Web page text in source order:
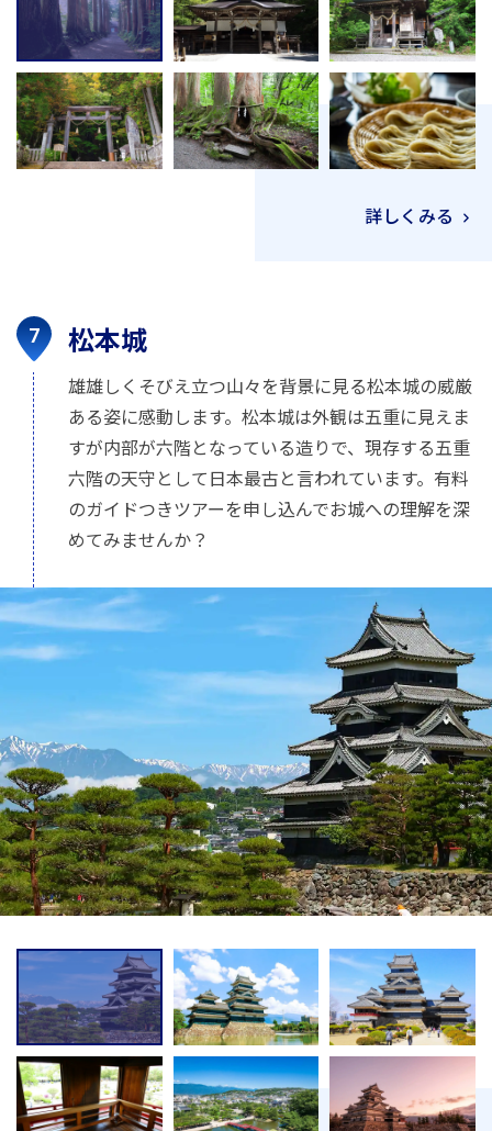
詳しくみる
松本城
雄雄しくそびえ立つ山々を背景に見る松本城の威厳
ある姿に感動します。松本城は外観は五重に見えま
すが内部が六階となっている造りで、現存する五重
六階の天守として日本最古と言われています。有料
のガイドつきツアーを申し込んでお城への理解を深
めてみませんか？